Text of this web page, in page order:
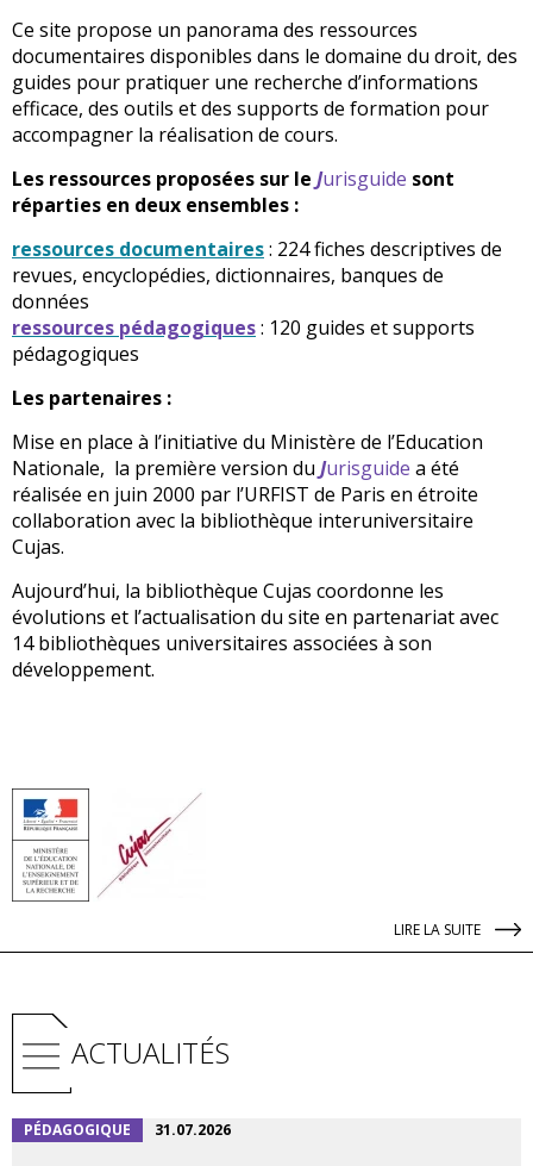
Ce site propose un panorama des ressources
documentaires disponibles dans le domaine du droit, des
guides pour pratiquer une recherche d’informations
efficace, des outils et des supports de formation pour
accompagner la réalisation de cours.
Les ressources proposées sur le Jurisguide sont
réparties en deux ensembles :
ressources documentaires: 224 fiches descriptives de
revues, encyclopédies, dictionnaires, banques de
données
ressources pédagogiques: 120 guides et supports
pédagogiques
Les partenaires :
Mise en place à l’initiative du Ministère de l’Education
Nationale, la première version du Jurisguide a été
réalisée en juin 2000 par l’URFIST de Paris en étroite
collaboration avec la bibliothèque interuniversitaire
Cujas.
Aujourd’hui, la bibliothèque Cujas coordonne les
évolutions et l’actualisation du site en partenariat avec
14 bibliothèques universitaires associées à son
développement.
LIRE LA SUITE
ACTUALITÉS
PÉDAGOGIQUE 31.07.2026